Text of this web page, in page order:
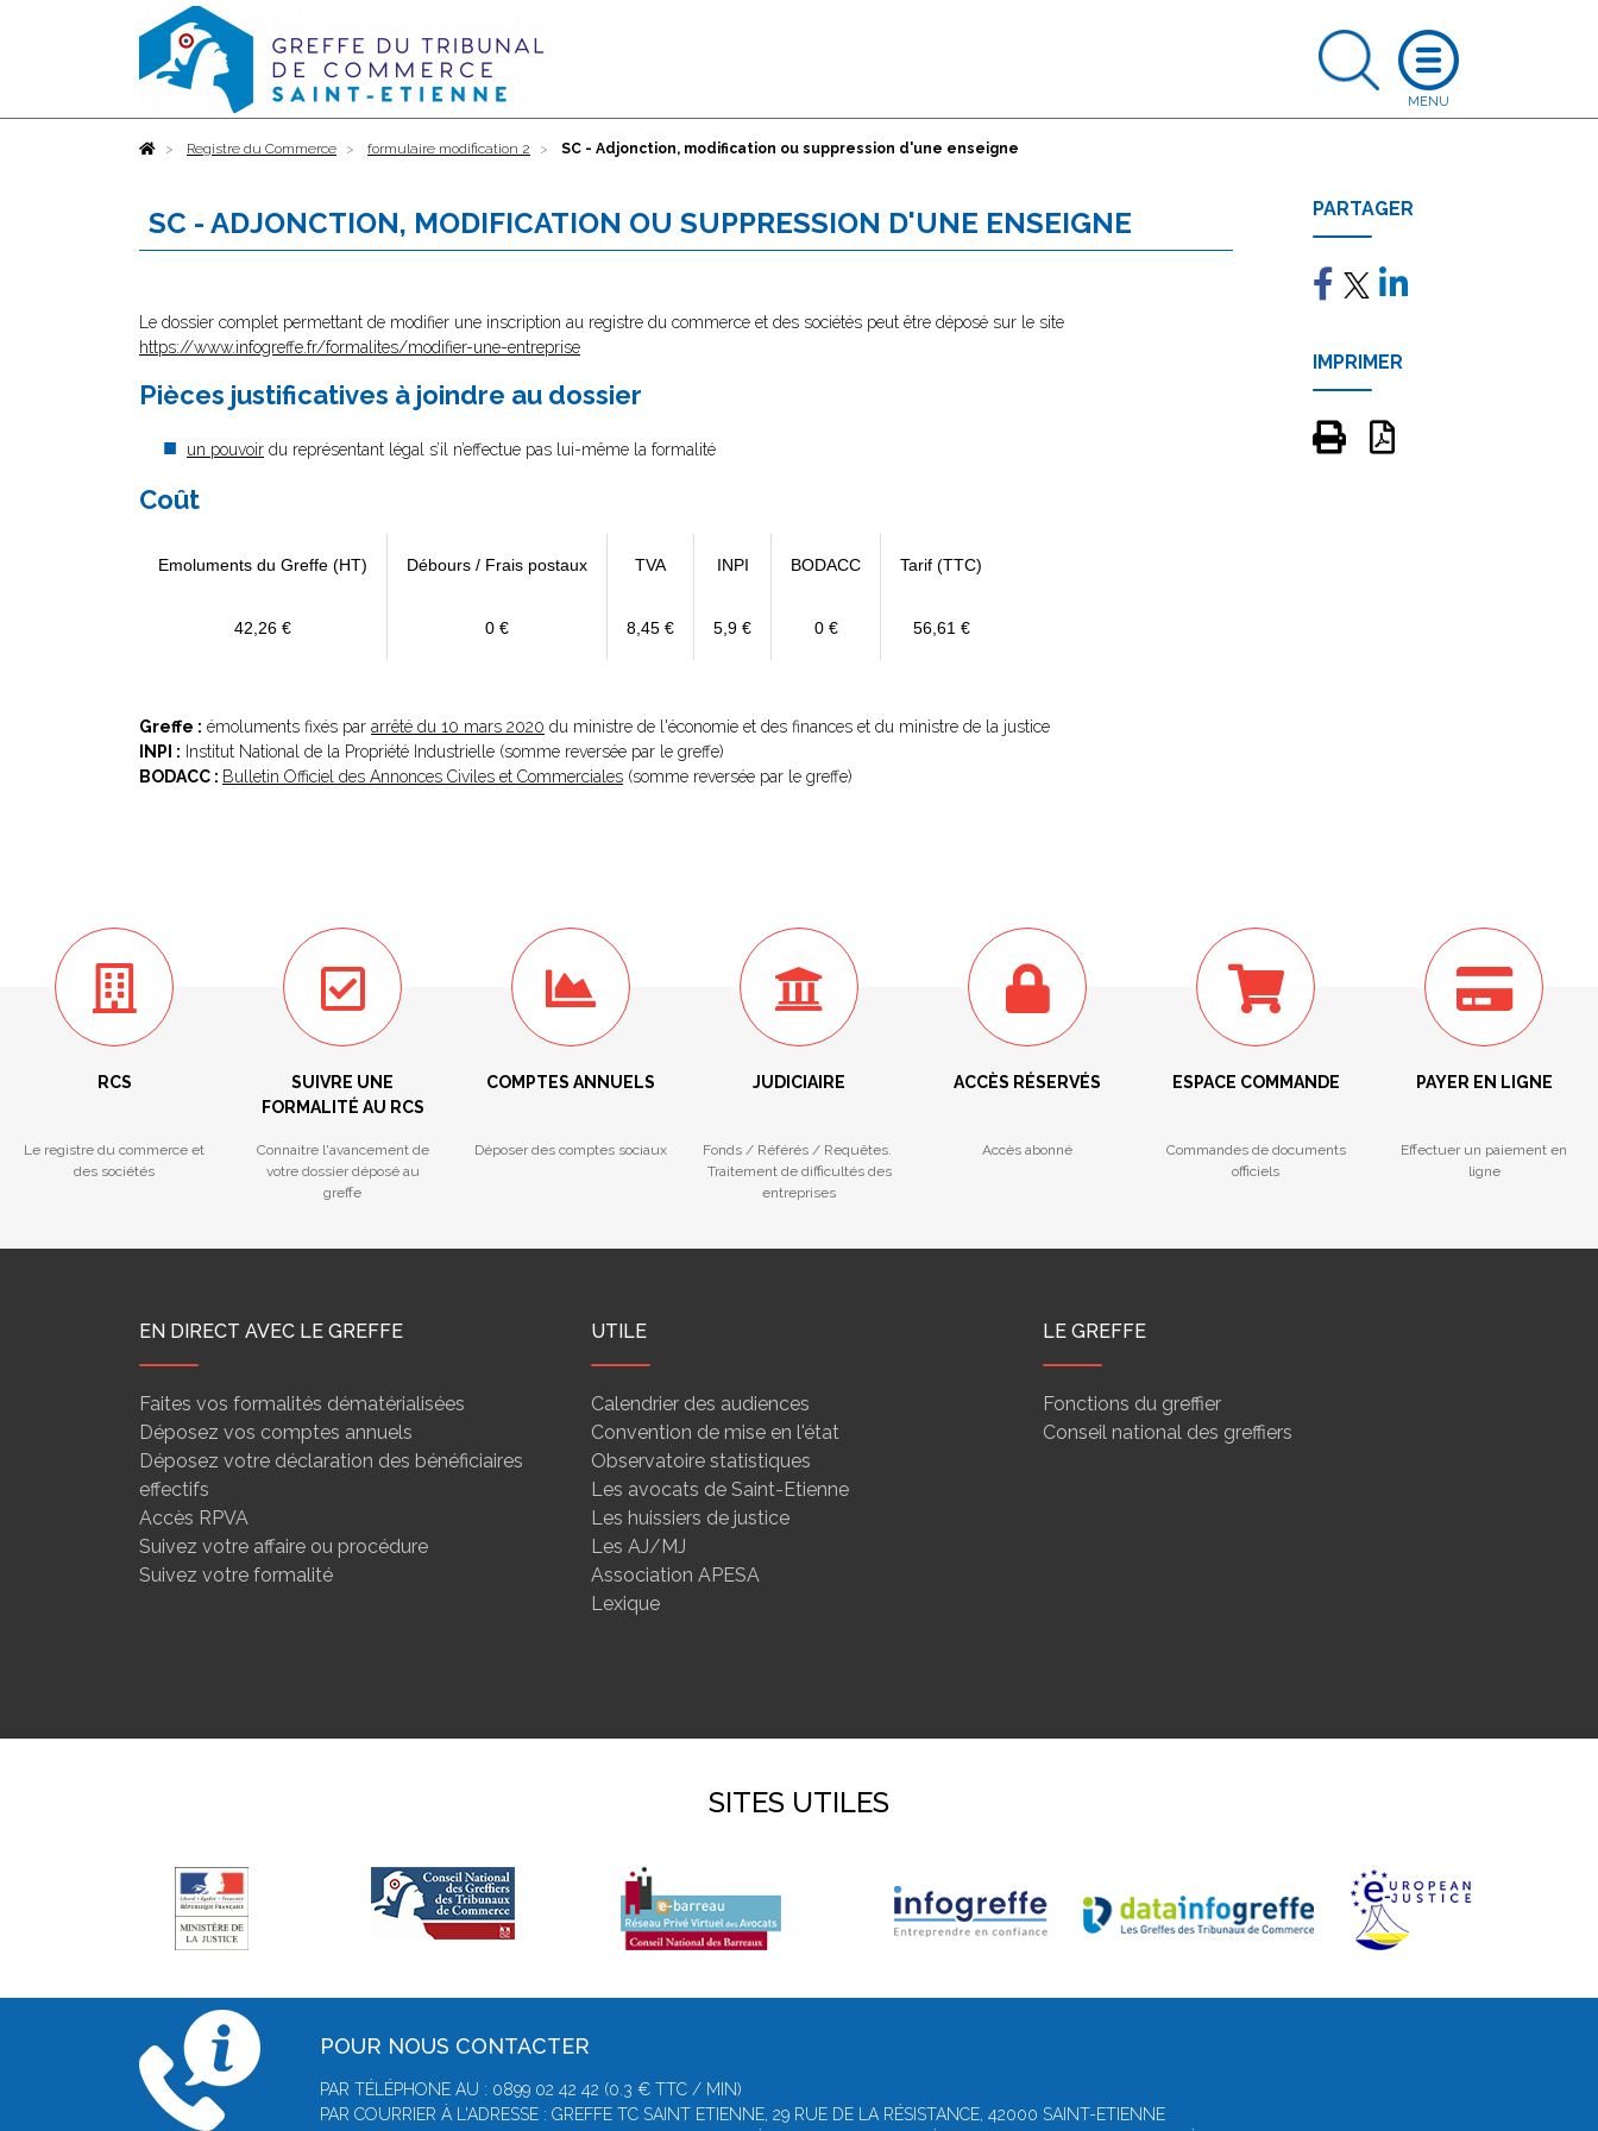
AccueilRegistre du Commerce formulaire modification 2 SC - Adjonction, modification ou suppression d'une enseigne
SC - ADJONCTION, MODIFICATION OU SUPPRESSION D'UNE ENSEIGNE
Le dossier complet permettant de modifier une inscription au registre du commerce et des sociétés peut être déposé sur le site
https://www.infogreffe.fr/formalites/modifier-une-entreprise
Pièces justificatives à joindre au dossier
un pouvoir du représentant légal s’il n’effectue pas lui-même la formalité
Coût
Emoluments du Greffe (HT) Débours / Frais postaux TVA INPI BODACC Tarif (TTC)
42,26 € 0 € 8,45 € 5,9 € 0 € 56,61 €
Greffe : émoluments fixés par arrêté du 10 mars 2020 du ministre de l'économie et des finances et du ministre de la justice
INPI : Institut National de la Propriété Industrielle (somme reversée par le greffe)
BODACC : Bulletin Officiel des Annonces Civiles et Commerciales (somme reversée par le greffe)
PARTAGER
IMPRIMER
RCS
Le registre du commerce et
des sociétés
SUIVRE UNE
FORMALITÉ AU RCS
Connaitre l'avancement de
votre dossier déposé au
greffe
COMPTES ANNUELS
Déposer des comptes sociaux
JUDICIAIRE
Fonds / Référés / Requêtes.
Traitement de difficultés des
entreprises
ACCÈS RÉSERVÉS
Accès abonné
ESPACE COMMANDE
Commandes de documents
officiels
PAYER EN LIGNE
Effectuer un paiement en
ligne
EN DIRECT AVEC LE GREFFE
Faites vos formalités dématérialisées
Déposez vos comptes annuels
Déposez votre déclaration des bénéficiaires
effectifs
Accès RPVA
Suivez votre affaire ou procédure
Suivez votre formalité
UTILE
Calendrier des audiences
Convention de mise en l'état
Observatoire statistiques
Les avocats de Saint-Etienne
Les huissiers de justice
Les AJ/MJ
Association APESA
Lexique
LE GREFFE
Fonctions du greffier
Conseil national des greffiers
SITES UTILES
POUR NOUS CONTACTER
PAR TÉLÉPHONE AU : 0899 02 42 42 (0.3 € TTC / MIN)
PAR COURRIER À L'ADRESSE : GREFFE TC SAINT ETIENNE, 29 RUE DE LA RÉSISTANCE, 42000 SAINT-ETIENNE